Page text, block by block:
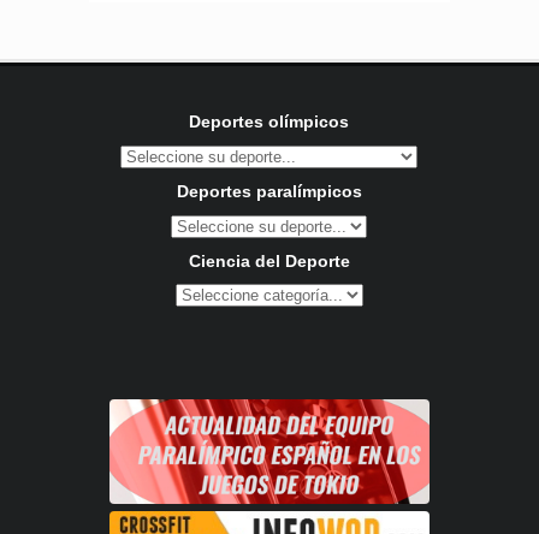
Deportes olímpicos
Deportes paralímpicos
Ciencia del Deporte